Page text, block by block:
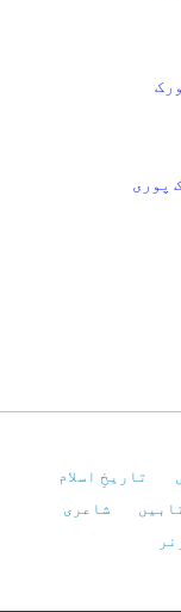
پوری
تاریخِ اسلام
شاعری